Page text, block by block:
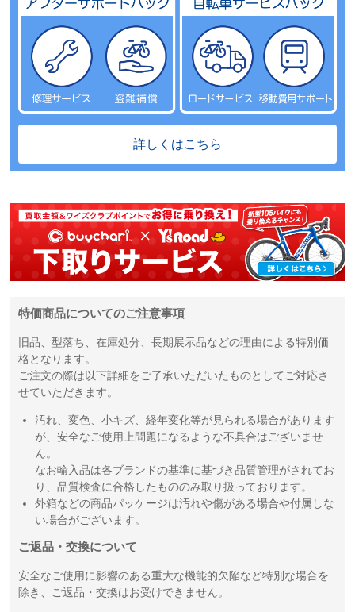
詳しくはこちら
特価商品についてのご注意事項
旧品、型落ち、在庫処分、長期展示品などの理由による特別価
格となります。
ご注文の際は以下詳細をご了承いただいたものとしてご対応さ
せていただきます。
汚れ、変色、小キズ、経年変化等が見られる場合があります
が、安全なご使用上問題になるような不具合はございませ
ん。
なお輸入品は各ブランドの基準に基づき品質管理がされてお
り、品質検査に合格したもののみ取り扱っております。
外箱などの商品パッケージは汚れや傷がある場合や付属しな
い場合がございます。
ご返品・交換について
安全なご使用に影響のある重大な機能的欠陥など特別な場合を
除き、ご返品・交換はお受けできません。